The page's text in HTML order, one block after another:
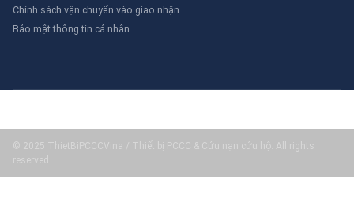
Chính sách vận chuyển vào giao nhận
Bảo mật thông tin cá nhân
© 2025 ThietBiPCCCVina / Thiết bị PCCC & Cứu nạn cứu hộ. All rights
reserved.